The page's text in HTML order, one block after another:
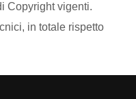
Copyright vigenti.
in totale rispetto